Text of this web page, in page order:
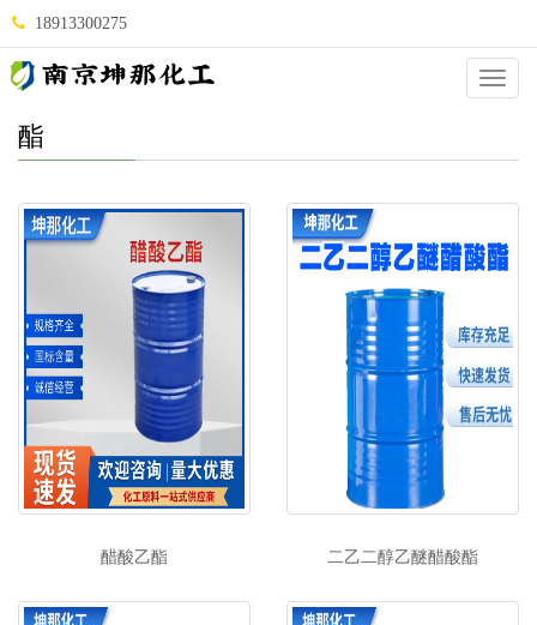
18913300275
酯
醋酸乙酯 二乙二醇乙醚醋酸酯